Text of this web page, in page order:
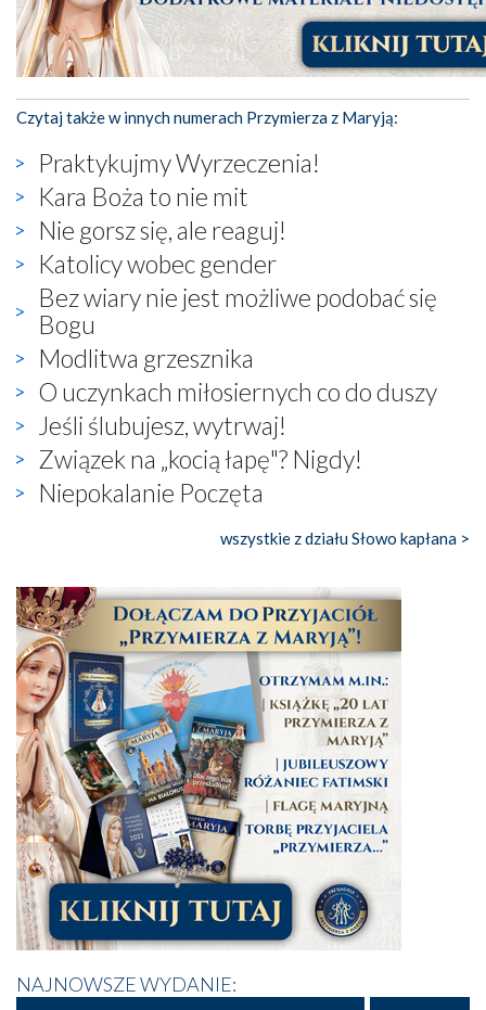
Czytaj także w innych numerach Przymierza z Maryją:
Praktykujmy Wyrzeczenia!
Kara Boża to nie mit
Nie gorsz się, ale reaguj!
Katolicy wobec gender
Bez wiary nie jest możliwe podobać się
Bogu
Modlitwa grzesznika
O uczynkach miłosiernych co do duszy
Jeśli ślubujesz, wytrwaj!
Związek na „kocią łapę"? Nigdy!
Niepokalanie Poczęta
wszystkie z działu Słowo kapłana >
NAJNOWSZE WYDANIE: